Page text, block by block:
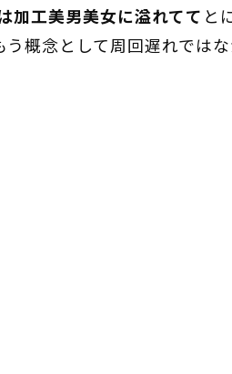
加工美男美女に溢れてて と
う概念として周回遅れでは